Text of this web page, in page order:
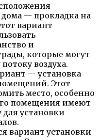
дома — прокладка на
вариант
и
которые могут
воздуха.
— установка
Этот
место, особенно
помещения имеют
установки
вариант установки